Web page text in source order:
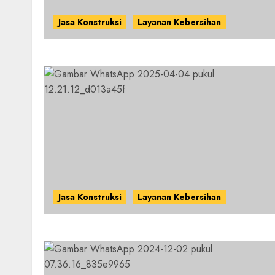
Jasa Konstruksi Layanan Kebersihan
Jasa Konstruksi Layanan Kebersihan